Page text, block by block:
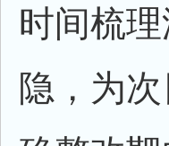
时间梳
隐，为